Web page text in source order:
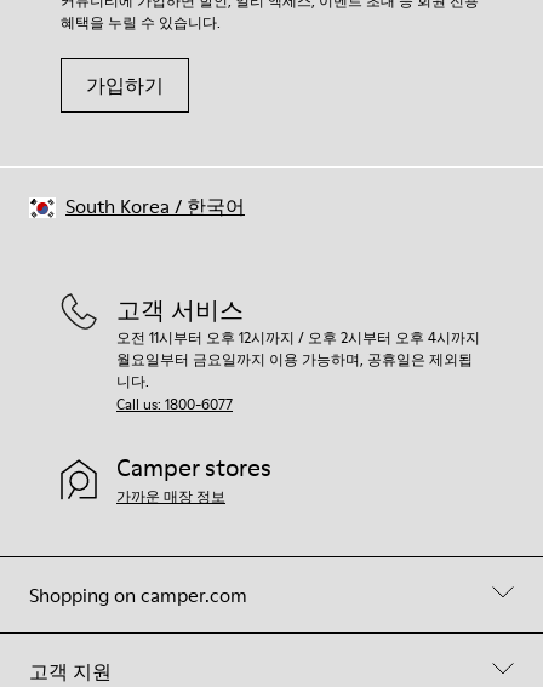
혜택을 누릴 수 있습니다.
가입하기
Shopping on camper.com
고객 지원
고객 서비스
오전 11시부터 오후 12시까지 / 오후 2시부터 오후 4시까지
월요일부터 금요일까지 이용 가능하며, 공휴일은 제외됩
니다.
Call us: 1800-6077
Camper stores
가까운 매장 정보
South Korea / 한국어